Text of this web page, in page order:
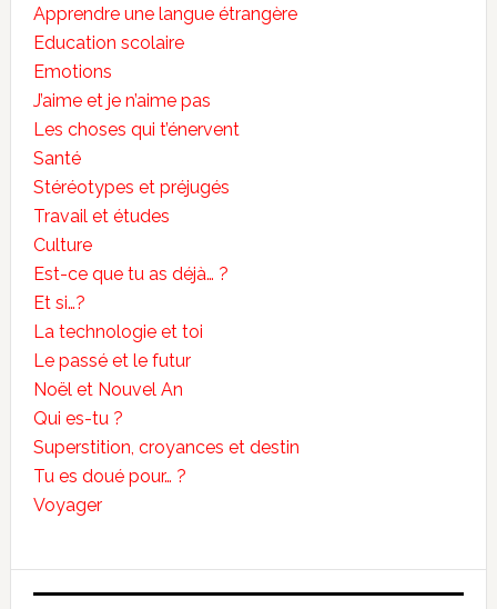
Apprendre une langue étrangère
Education scolaire
Emotions
J’aime et je n’aime pas
Les choses qui t’énervent
Santé
Stéréotypes et préjugés
Travail et études
Culture
Est-ce que tu as déjà… ?
Et si…?
La technologie et toi
Le passé et le futur
Noël et Nouvel An
Qui es-tu ?
Superstition, croyances et destin
Tu es doué pour… ?
Voyager